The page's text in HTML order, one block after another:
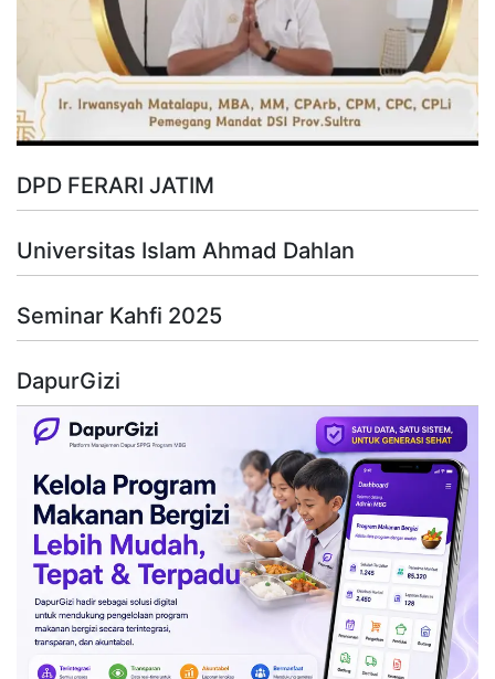
DPD FERARI JATIM
Universitas Islam Ahmad Dahlan
Seminar Kahfi 2025
DapurGizi